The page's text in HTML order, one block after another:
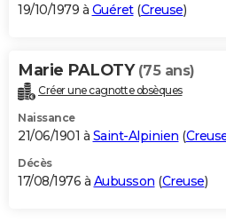
19/10/1979 à Guéret(Creuse)
Marie PALOTY (75 ans)
Créer une cagnotte obsèques
Naissance
21/06/1901 à Saint-Alpinien (
Décès
17/08/1976 à Aubusson (Creuse)